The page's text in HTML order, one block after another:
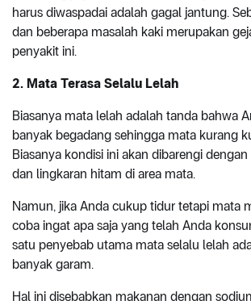
harus diwaspadai adalah gagal jantung.
dan beberapa masalah kaki merupakan
penyakit ini.
2. Mata Terasa Selalu Lelah
Biasanya mata lelah adalah tanda bahwa
banyak begadang sehingga mata kurang
Biasanya kondisi ini akan dibarengi
dan lingkaran hitam di area mata.
Namun, jika Anda cukup tidur tetapi mata
coba ingat apa saja yang telah Anda
satu penyebab utama mata selalu lelah
banyak garam.
Hal ini disebabkan makanan dengan